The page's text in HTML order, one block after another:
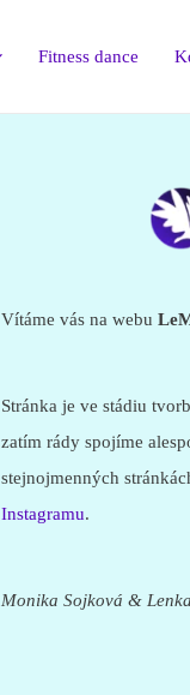
Fitness dance
Vítáme vás na webu
Stránka je ve stádiu
zatím rády spojíme
stejnojmenných
Instagramu.
Monika Sojková &